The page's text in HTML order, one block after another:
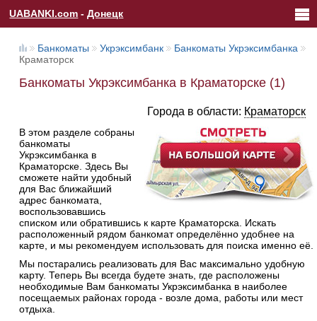
UABANKI.com -Донецк
Банкоматы Укрэксимбанк
Банкоматы Укрэксимбанка
Краматорск
Банкоматы Укрэксимбанка в Краматорске (1)
Города в области: Краматорск
В этом разделе собраны
банкоматы
Укрэксимбанка в
Краматорске. Здесь Вы
сможете найти удобный
для Вас ближайший
адрес банкомата,
воспользовавшись
списком или обратившись к карте Краматорска. Искать
расположенный рядом банкомат определённо удобнее на
карте, и мы рекомендуем использовать для поиска именно её.
Мы постарались реализовать для Вас максимально удобную
карту. Теперь Вы всегда будете знать, где расположены
необходимые Вам банкоматы Укрэксимбанка в наиболее
посещаемых районах города - возле дома, работы или мест
отдыха.